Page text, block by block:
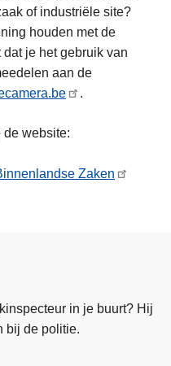
of industriële site?
houden met de
je het gebruik van
aan de
.
de website:
Zaken
in je buurt? Hij
bij de politie.